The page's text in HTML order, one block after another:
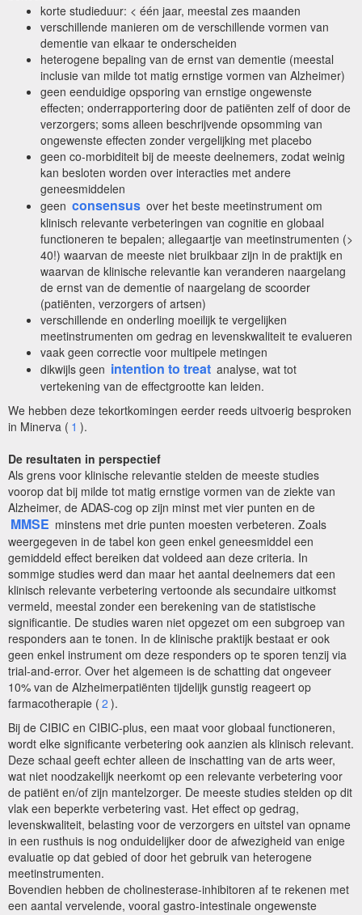
korte studieduur: < één jaar, meestal zes maanden
verschillende manieren om de verschillende vormen van
dementie van elkaar te onderscheiden
heterogene bepaling van de ernst van dementie (meestal
inclusie van milde tot matig ernstige vormen van Alzheimer)
geen eenduidige opsporing van ernstige ongewenste
effecten; onderrapportering door de patiënten zelf of door de
verzorgers; soms alleen beschrijvende opsomming van
ongewenste effecten zonder vergelijking met placebo
geen co-morbiditeit bij de meeste deelnemers, zodat weinig
kan besloten worden over interacties met andere
geneesmiddelen
geen consensus over het beste meetinstrument om
klinisch relevante verbeteringen van cognitie en globaal
functioneren te bepalen; allegaartje van meetinstrumenten (>
40!) waarvan de meeste niet bruikbaar zijn in de praktijk en
waarvan de klinische relevantie kan veranderen naargelang
de ernst van de dementie of naargelang de scoorder
(patiënten, verzorgers of artsen)
verschillende en onderling moeilijk te vergelijken
meetinstrumenten om gedrag en levenskwaliteit te evalueren
vaak geen correctie voor multipele metingen
dikwijls geen intention to treat analyse, wat tot
vertekening van de effectgrootte kan leiden.
We hebben deze tekortkomingen eerder reeds uitvoerig besproken
in Minerva ( 1 ).
De resultaten in perspectief
Als grens voor klinische relevantie stelden de meeste studies
voorop dat bij milde tot matig ernstige vormen van de ziekte van
Alzheimer, de ADAS-cog op zijn minst met vier punten en de
MMSE minstens met drie punten moesten verbeteren. Zoals
weergegeven in de tabel kon geen enkel geneesmiddel een
gemiddeld effect bereiken dat voldeed aan deze criteria. In
sommige studies werd dan maar het aantal deelnemers dat een
klinisch relevante verbetering vertoonde als secundaire uitkomst
vermeld, meestal zonder een berekening van de statistische
significantie. De studies waren niet opgezet om een subgroep van
responders aan te tonen. In de klinische praktijk bestaat er ook
geen enkel instrument om deze responders op te sporen tenzij via
trial-and-error. Over het algemeen is de schatting dat ongeveer
10% van de Alzheimerpatiënten tijdelijk gunstig reageert op
farmacotherapie ( 2 ).
Bij de CIBIC en CIBIC-plus, een maat voor globaal functioneren,
wordt elke significante verbetering ook aanzien als klinisch relevant.
Deze schaal geeft echter alleen de inschatting van de arts weer,
wat niet noodzakelijk neerkomt op een relevante verbetering voor
de patiënt en/of zijn mantelzorger. De meeste studies stelden op dit
vlak een beperkte verbetering vast. Het effect op gedrag,
levenskwaliteit, belasting voor de verzorgers en uitstel van opname
in een rusthuis is nog onduidelijker door de afwezigheid van enige
evaluatie op dat gebied of door het gebruik van heterogene
meetinstrumenten.
Bovendien hebben de cholinesterase-inhibitoren af te rekenen met
een aantal vervelende, vooral gastro-intestinale ongewenste